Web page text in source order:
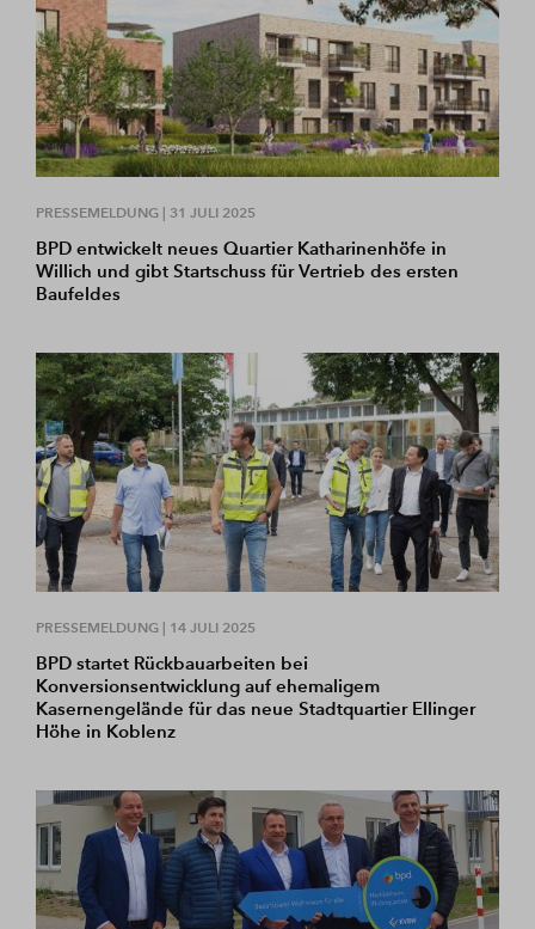
PRESSEMELDUNG | 31 JULI 2025
BPD entwickelt neues Quartier Katharinenhöfe in
Willich und gibt Startschuss für Vertrieb des ersten
Baufeldes
PRESSEMELDUNG | 14 JULI 2025
BPD startet Rückbauarbeiten bei
Konversionsentwicklung auf ehemaligem
Kasernengelände für das neue Stadtquartier Ellinger
Höhe in Koblenz